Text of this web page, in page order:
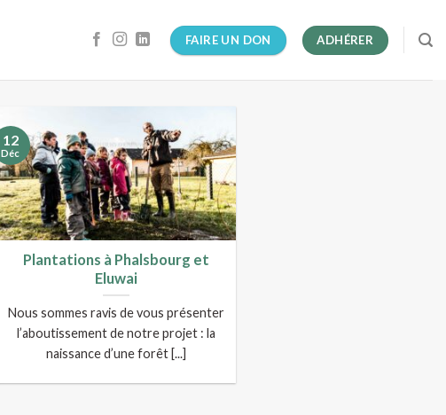
FAIRE UN DON ADHÉRER
Plantations à Phalsbourg et
Eluwai
Nous sommes ravis de vous présenter
l’aboutissement de notre projet : la
naissance d’une forêt [...]
12
Déc